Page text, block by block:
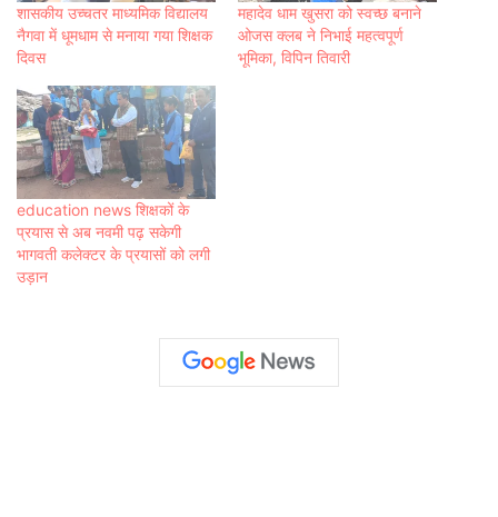
शासकीय उच्चतर माध्यमिक विद्यालय
नैगवा में धूमधाम से मनाया गया शिक्षक
दिवस
महादेव धाम खुसरा को स्वच्छ बनाने
ओजस क्लब ने निभाई महत्वपूर्ण
भूमिका, विपिन तिवारी
education news शिक्षकों के
प्रयास से अब नवमी पढ़ सकेगी
भागवती कलेक्टर के प्रयासों को लगी
उड़ान